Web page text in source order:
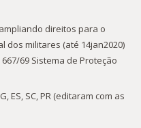
direitos para o
dos militares (até 14jan2020)
69 Sistema de Proteção
ES, SC, PR (editaram com as